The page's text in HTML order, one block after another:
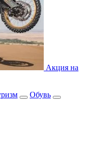
Акция на
Обувь